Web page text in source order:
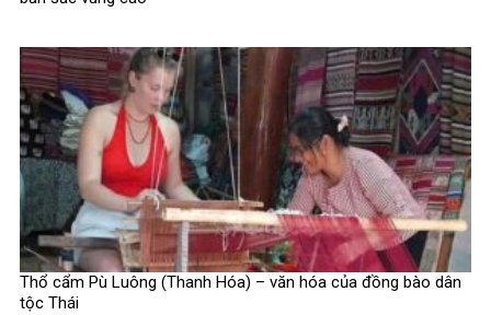
Thổ cẩm Pù Luông (Thanh Hóa) – văn hóa của đồng bào dân
tộc Thái